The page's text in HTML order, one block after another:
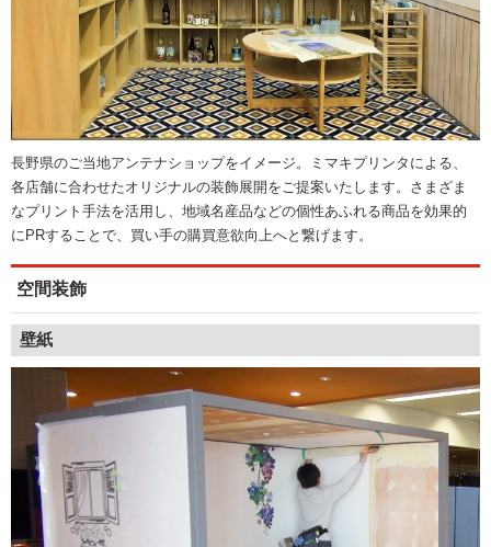
長野県のご当地アンテナショップをイメージ。ミマキプリンタによる、
各店舗に合わせたオリジナルの装飾展開をご提案いたします。さまざま
なプリント手法を活用し、地域名産品などの個性あふれる商品を効果的
にPRすることで、買い手の購買意欲向上へと繋げます。
空間装飾
壁紙